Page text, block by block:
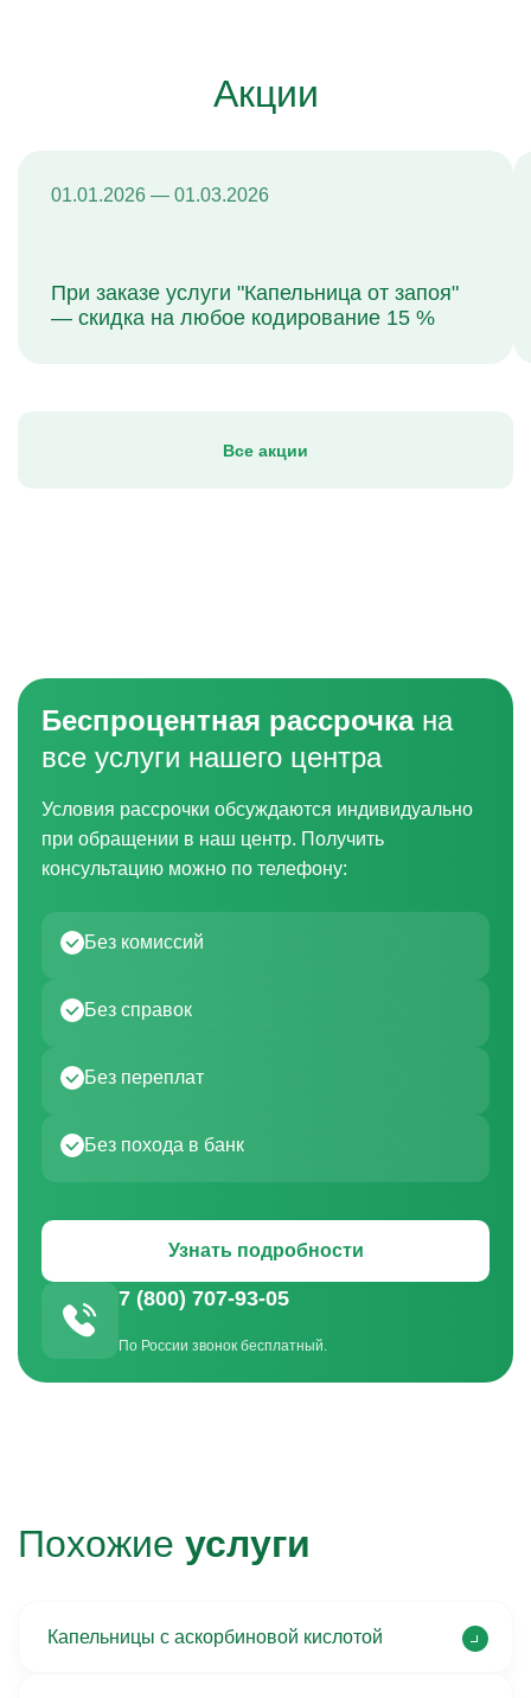
Акции
01.01.2026 — 01.03.2026
При заказе услуги "Капельница от запоя"
— скидка на любое кодирование 15 %
Все акции
Беспроцентная рассрочкана
все услуги нашего центра
Условия рассрочки обсуждаются индивидуально
при обращении в наш центр. Получить
консультацию можно по телефону:
Узнать подробности
7 (800) 707-93-05
По России звонок бесплатный.
Без комиссий
Без справок
Без переплат
Без похода в банк
Похожие услуги
Капельницы с аскорбиновой кислотой